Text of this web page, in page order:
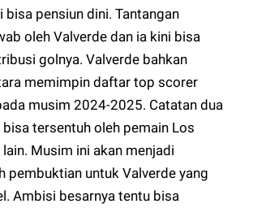
bisa pensiun dini. Tantangan
oleh Valverde dan ia kini bisa
golnya. Valverde bahkan
memimpin daftar top scorer
musim 2024-2025. Catatan dua
tersentuh oleh pemain Los
Musim ini akan menjadi
pembuktian untuk Valverde yang
Ambisi besarnya tentu bisa